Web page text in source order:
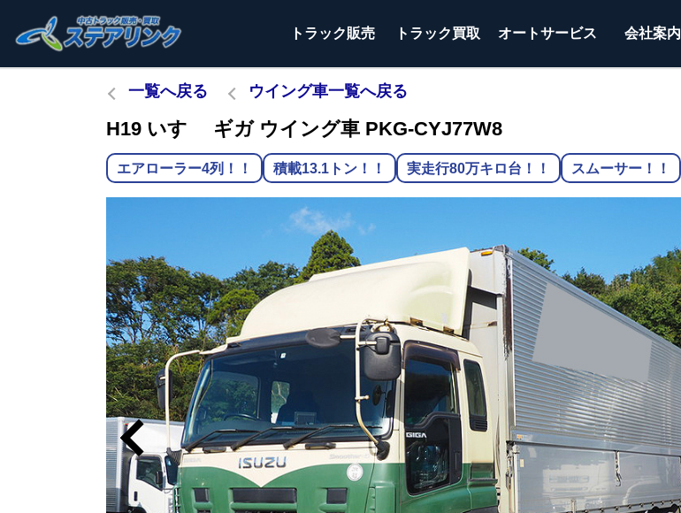
トラック販売 トラック買取 オートサービス 会社案内
一覧へ戻る ウイング車一覧へ戻る
H19 いすゞ ギガ ウイング車 PKG-CYJ77W8
エアローラー4列！！ 積載13.1トン！！ 実走行80万キロ台！！ スムーサー！！